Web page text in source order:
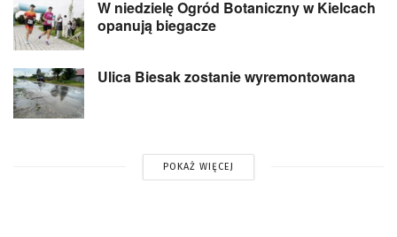
W niedzielę Ogród Botaniczny w Kielcach
opanują biegacze
Ulica Biesak zostanie wyremontowana
POKAŻ WIĘCEJ